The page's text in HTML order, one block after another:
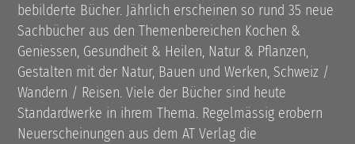
bebilderte Bücher. Jährlich erscheinen so rund 35 neue
Sachbücher aus den Themenbereichen Kochen &
Geniessen, Gesundheit & Heilen, Natur & Pflanzen,
Gestalten mit der Natur, Bauen und Werken, Schweiz /
Wandern / Reisen. Viele der Bücher sind heute
Standardwerke in ihrem Thema. Regelmässig erobern
Neuerscheinungen aus dem AT Verlag die